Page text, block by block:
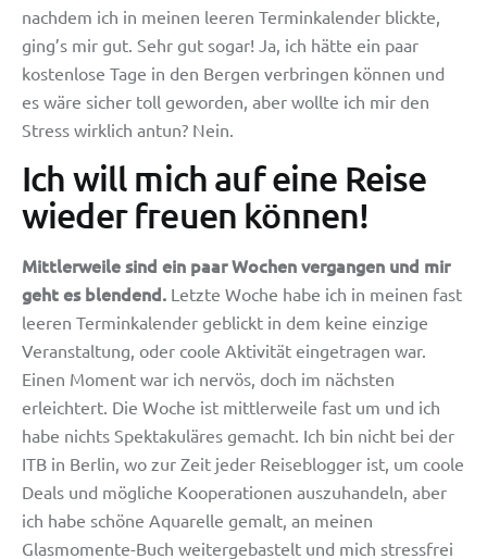
nachdem ich in meinen leeren Terminkalender blickte,
ging’s mir gut. Sehr gut sogar! Ja, ich hätte ein paar
kostenlose Tage in den Bergen verbringen können und
es wäre sicher toll geworden, aber wollte ich mir den
Stress wirklich antun? Nein.
Ich will mich auf eine Reise
wieder freuen können!
Mittlerweile sind ein paar Wochen vergangen und mir
geht es blendend. Letzte Woche habe ich in meinen fast
leeren Terminkalender geblickt in dem keine einzige
Veranstaltung, oder coole Aktivität eingetragen war.
Einen Moment war ich nervös, doch im nächsten
erleichtert. Die Woche ist mittlerweile fast um und ich
habe nichts Spektakuläres gemacht. Ich bin nicht bei der
ITB in Berlin, wo zur Zeit jeder Reiseblogger ist, um coole
Deals und mögliche Kooperationen auszuhandeln, aber
ich habe schöne Aquarelle gemalt, an meinen
Glasmomente-Buch weitergebastelt und mich stressfrei